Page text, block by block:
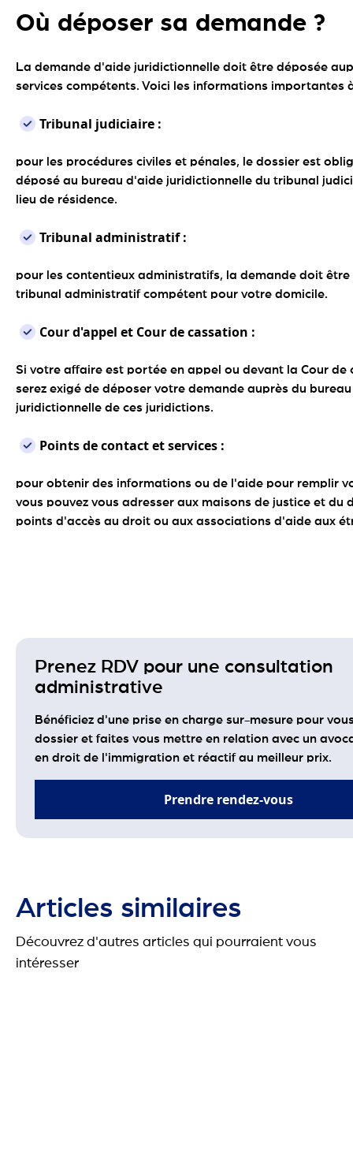
Où déposer sa demande ?
La demande d'aide juridictionnelle doit être déposée
services compétents. Voici les informations importantes
Tribunal judiciaire :
pour les procédures civiles et pénales, le dossier est
déposé au bureau d'aide juridictionnelle du tribunal
lieu de résidence.
Tribunal administratif :
pour les contentieux administratifs, la demande doit être
tribunal administratif compétent pour votre domicile.
Cour d'appel et Cour de cassation :
Si votre affaire est portée en appel ou devant la Cour de
serez exigé de déposer votre demande auprès du
juridictionnelle de ces juridictions.
Points de contact et services :
pour obtenir des informations ou de l'aide pour remplir
vous pouvez vous adresser aux maisons de justice et du
points d'accès au droit ou aux associations d'aide aux
Prenez RDV pour une consultation
administrative
Bénéficiez d'une prise en charge sur-mesure pour
dossier et faites vous mettre en relation avec un
en droit de l'immigration et réactif au meilleur prix.
Prendre rendez-vous
Articles similaires
Découvrez d'autres articles qui pourraient vous
intéresser